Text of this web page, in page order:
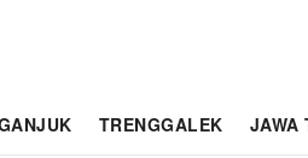
TRENGGALEK JAWA